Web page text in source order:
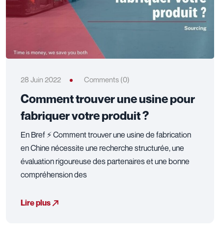
28 Juin 2022 Comments (0)
Comment trouver une usine pour
fabriquer votre produit ?
En Bref ⚡ Comment trouver une usine de fabrication
en Chine nécessite une recherche structurée, une
évaluation rigoureuse des partenaires et une bonne
compréhension des
Lire plus